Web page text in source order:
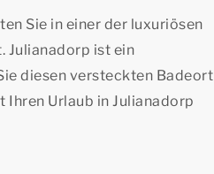
Sie in einer der luxuriösen
Julianadorp ist ein
diesen versteckten Badeort
Ihren Urlaub in Julianadorp